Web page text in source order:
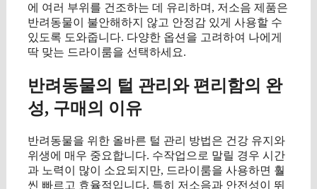
에 여러 부위를 건조하는 데 유리하며, 저소음 제품은
반려동물이 불안해하지 않고 안정감 있게 사용할 수
있도록 도와줍니다. 다양한 옵션을 고려하여 나에게
딱 맞는 드라이룸을 선택하세요.
반려동물의 털 관리와 편리함의 완
성, 구매의 이유
반려동물을 위한 올바른 털 관리 방법은 건강 유지와
위생에 매우 중요합니다. 수작업으로 말릴 경우 시간
과 노력이 많이 소요되지만, 드라이룸을 사용하면 훨
씬 빠르고 효율적입니다. 특히 저소음과 안전성이 뛰